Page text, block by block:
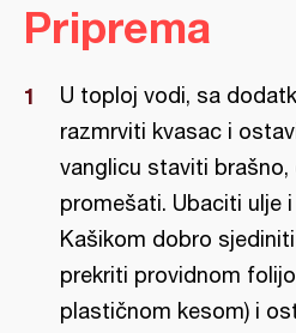
Priprema
U toploj vodi, sa
razmrviti kvasac i
vanglicu staviti
promešati. Ubaciti ulje
Kašikom dobro
prekriti providnom
plastičnom kesom) i